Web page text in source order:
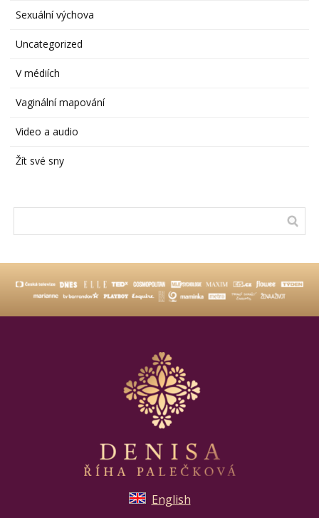
Sexuální výchova
Uncategorized
V médiích
Vaginální mapování
Video a audio
Žít své sny
English